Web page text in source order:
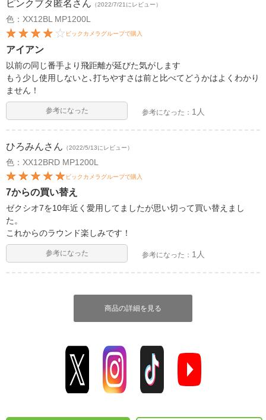
ピンクブタ匿名 さん （2022/7/21にレビュー）
色：XX12BL MP1200L
ビックカメラグループで購入
アイアン
以前の同じ番手より飛距離が延びた気がします
もう少し使用しないと､打ちやすさは前と比べてどうかはよくわかり
ません！
参考になった 参考になった： 1人
ひろみんさん （2022/5/13にレビュー）
色：XX12BRD MP1200L
ビックカメラグループで購入
7からの買い替え
ゼクシオ7を10年近く愛用してましたが思い切って買い替えまし
た。
これからのラウンド楽しみです！
参考になった 参考になった： 1人
商品の詳細を見る